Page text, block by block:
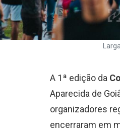
A 1ª edição da
Aparecida de
organizadores
encerraram em